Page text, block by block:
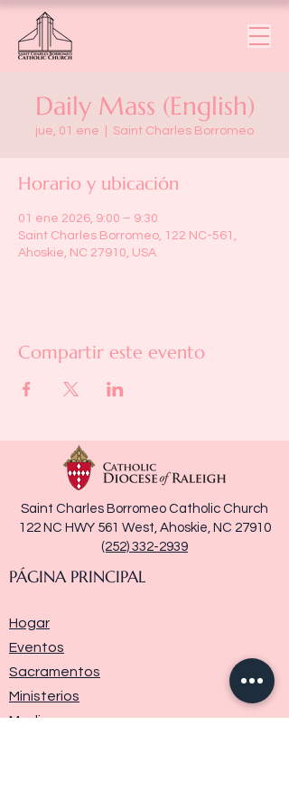
Daily Mass (English)
jue, 01 ene Saint Charles Borromeo
Horario y ubicación
01 ene 2026, 9:00 – 9:30
Saint Charles Borromeo, 122 NC-561,
Ahoskie, NC 27910, USA
Compartir este evento
Saint Charles Borromeo Catholic Church
122 NC HWY 561 West, Ahoskie, NC 27910
(252) 332-2939
PÁGINA PRINCIPAL
Hogar
Eventos
Sacramentos
Ministerios
Media